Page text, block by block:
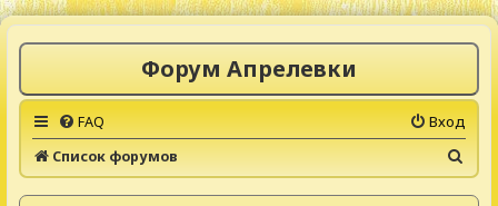
Форум Апрелевки
FAQ
Вход
Список форумов
о